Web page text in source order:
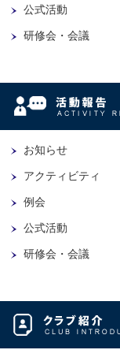
公式活動
研修会・会議
お知らせ
アクティビティ
例会
公式活動
研修会・会議